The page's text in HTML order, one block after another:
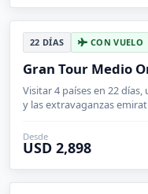
22 DÍAS CON VUELO
Gran Tour Medio
Visitar 4 países en 22
y las extravaganzas
Desde
USD 2,898